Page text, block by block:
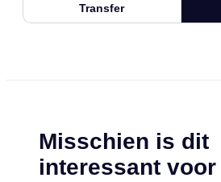
Transfer
Misschien is dit
interessant voor